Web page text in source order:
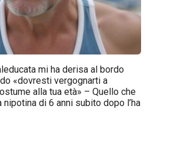
mi ha derisa al bordo
«dovresti vergognarti a
alla tua età» – Quello che
nipotina di 6 anni subito dopo l’ha